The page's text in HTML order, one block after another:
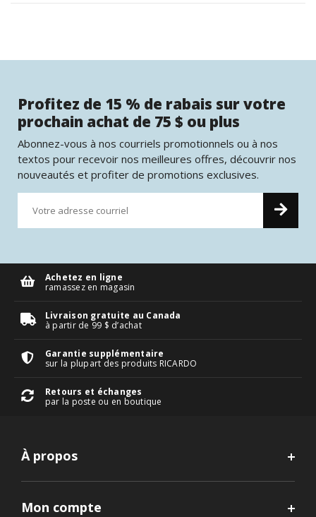
Profitez de 15 % de rabais sur votre
prochain achat de 75 $ ou plus
Abonnez-vous à nos courriels promotionnels ou à nos
textos pour recevoir nos meilleures offres, découvrir nos
nouveautés et profiter de promotions exclusives.
Achetez en ligne
ramassez en magasin
Livraison gratuite au Canada
à partir de 99 $ d’achat
Garantie supplémentaire
sur la plupart des produits RICARDO
Retours et échanges
par la poste ou en boutique
À propos
Mon compte